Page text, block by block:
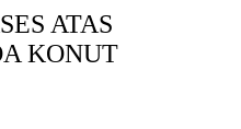
ATAS
KONUT